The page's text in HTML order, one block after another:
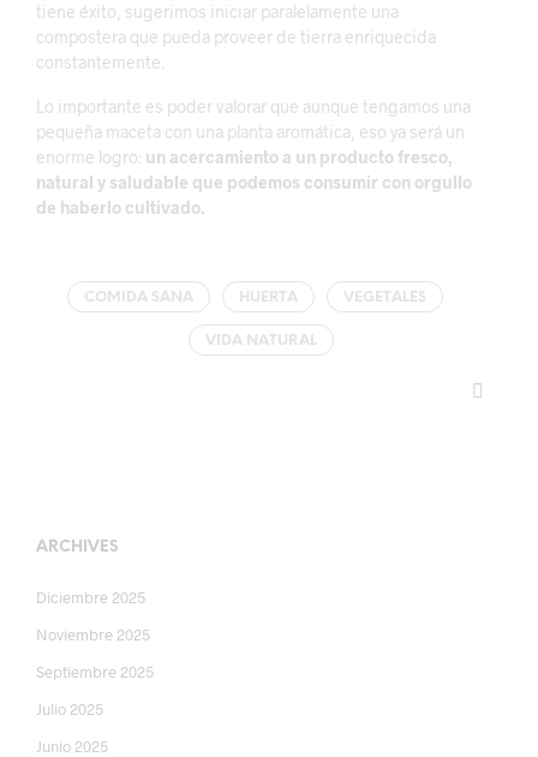
tiene éxito, sugerimos iniciar paralelamente una
compostera que pueda proveer de tierra enriquecida
constantemente.
Lo importante es poder valorar que aunque tengamos una
pequeña maceta con una planta aromática, eso ya será un
enorme logro: un acercamiento a un producto fresco,
natural y saludable que podemos consumir con orgullo
de haberlo cultivado.
COMIDA SANA HUERTA VEGETALES
VIDA NATURAL
ARCHIVES
Diciembre 2025
Noviembre 2025
Septiembre 2025
Julio 2025
Junio 2025